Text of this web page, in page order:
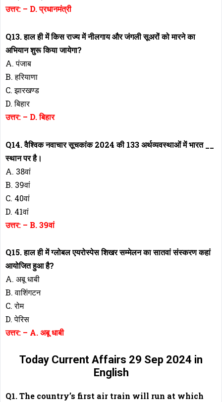
उत्तर: – D. प्रधानमंत्री
Q13. हाल ही में किस राज्य में नीलगाय और जंगली सूअरों को मारने का
अभियान शुरू किया जायेगा?
A. पंजाब
B. हरियाणा
C. झारखण्ड
D. बिहार
उत्तर: – D. बिहार
Q14. वैश्विक नवाचार सूचकांक 2024 की 133 अर्थव्यवस्थाओं में भारत __
स्थान पर है।
A. 38वां
B. 39वां
C. 40वां
D. 41वां
उत्तर: – B. 39वां
Q15. हाल ही में ग्लोबल एयरोस्पेस शिखर सम्मेलन का सातवां संस्करण कहां
आयोजित हुआ है?
A. अबू धाबी
B. वाशिंगटन
C. रोम
D. पेरिस
उत्तर: – A. अबू धाबी
Today Current Affairs 29 Sep 2024 in
English
Q1. The country’s first air train will run at which